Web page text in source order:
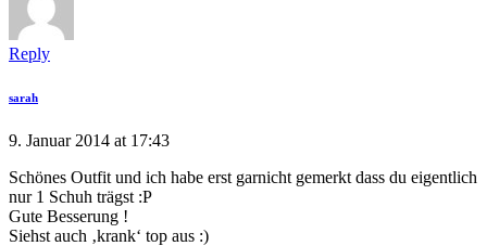
Reply
sarah
9. Januar 2014 at 17:43
Schönes Outfit und ich habe erst garnicht gemerkt dass du eigentlich
nur 1 Schuh trägst :P
Gute Besserung !
Siehst auch ‚krank‘ top aus :)